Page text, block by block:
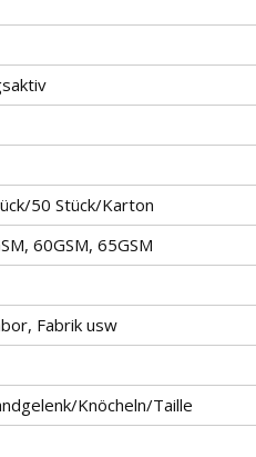
50 Stück/Karton
60GSM, 65GSM
Fabrik usw
Knöcheln/Taille